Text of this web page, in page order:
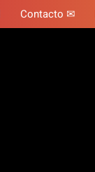
Contacto ✉